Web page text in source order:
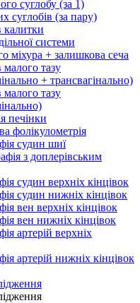
суглобу (за 1)
суглобів (за пару)
калитки
системи
міхура + залишкова сеча
тазу
+ трансвагінально)
тазу
печінки
фолікулометрія
судин шиї
з доплерівським
судин верхніх кінцівок
судин нижніх кінцівок
вен верхніх кінцівок
вен нижніх кінцівок
артерій верхніх
артерій нижніх кінцівок